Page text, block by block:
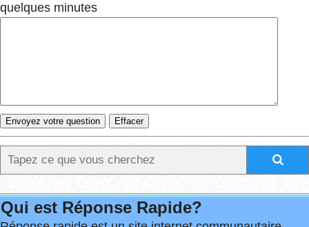
quelques minutes
Qui est Réponse Rapide?